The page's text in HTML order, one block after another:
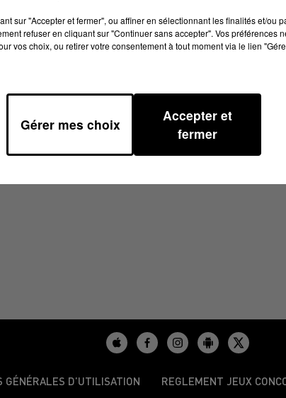
GÉNÉRALES D’UTILISATION REGLEMENT JEUX
sur "Accepter et fermer", ou affiner en sélectionnant les finalités et/ou
refuser en cliquant sur "Continuer sans accepter". Vos préférences
vos choix, ou retirer votre consentement à tout moment via le lien
Gérer mes choix
Accepter et
fermer